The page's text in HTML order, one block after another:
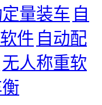
定量装车 自
件 自动配
无人称重软